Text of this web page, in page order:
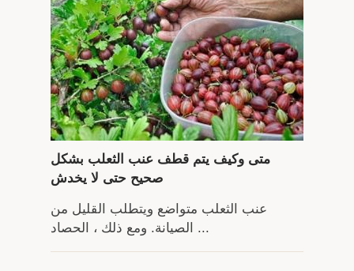
متى وكيف يتم قطف عنب الثعلب بشكل
صحيح حتى لا يخدش
عنب الثعلب متواضع ويتطلب القليل من
الصيانة. ومع ذلك ، الحصاد ...